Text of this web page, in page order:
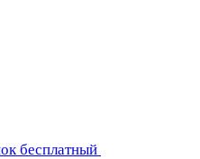
бесплатный